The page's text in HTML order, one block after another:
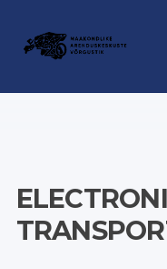
content